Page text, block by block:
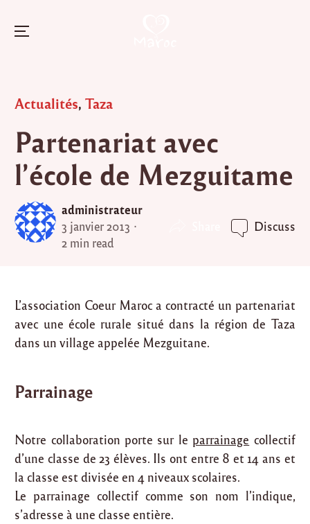
content
Menu
Posted
Actualités,Taza
Partenariat avec
l’école de Mezguitame
administrateur
3 janvier 2013
2 min read
Discuss
L’association Coeur Maroc a contracté un partenariat
avec une école rurale situé dans la région de Taza
dans un village appelée Mezguitane.
Parrainage
Notre collaboration porte sur le parrainage collectif
d’une classe de 23 élèves. Ils ont entre 8 et 14 ans et
la classe est divisée en 4 niveaux scolaires.
Le parrainage collectif comme son nom l’indique,
s’adresse à une classe entière.